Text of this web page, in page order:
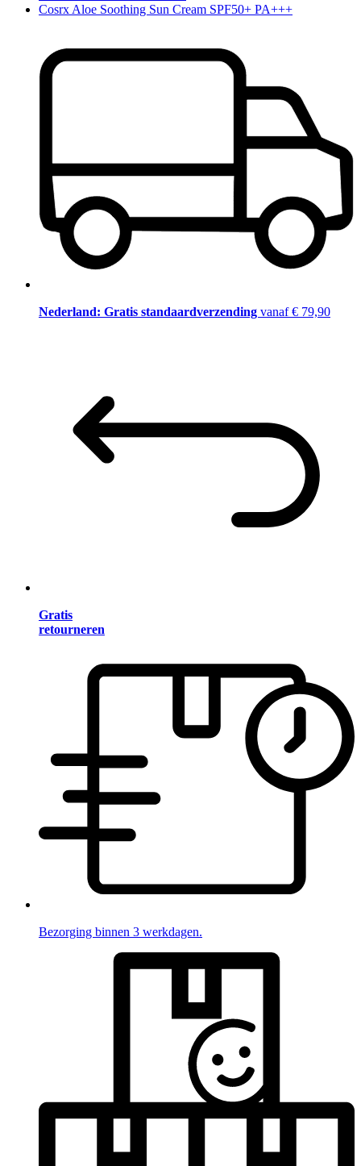
Cosrx Aloe Soothing Sun Cream SPF50+ PA+++
Nederland: Gratis standaardverzending vanaf € 79,90
Gratis
retourneren
Bezorging binnen 3 werkdagen.